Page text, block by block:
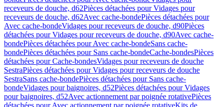
receveurs de douche, d62Pièces détachées pour Vidages pour
receveurs de douche, d62Avec cache-bondePièces détachées pour
Avec cache-bondeVidages pour receveurs de douche, d90Pièces
détachées pour Vidages pour receveurs de douche, d90Avec cache-
bondePièces détachées pour Avec cache-bondeSans cache-
bondePièces détachées pour Sans cache-bondeCache-bondesPièces
détachées pour Cache-bondesVidages pour receveurs de douche
SestraPièces détachées pour Vidages pour receveurs de douche
SestraSans cache-bondePièces détachées pour Sans cache-
bondeVidages pour baignoires, d52Pièces détachées pour Vidages
pour baignoires, d52Avec actionnement par poignée rotativePièces
détachées pour Avec actionnement par poignée rotativeKits de